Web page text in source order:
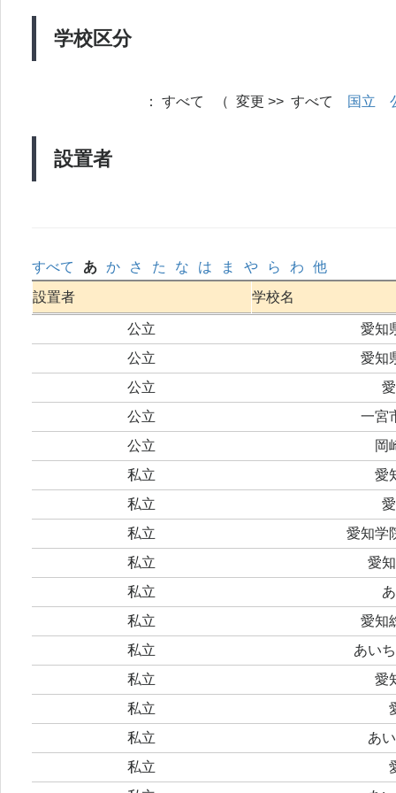
学校区分
設置者
： すべて （ 変更 >> すべて 国立
すべて あ か さ た な は ま や ら わ
他
設置者
学校名
公立
愛知
公立
愛知
公立
公立
一宮
公立
岡
私立
愛
私立
私立
愛知学
私立
愛
私立
私立
愛知
私立
あい
私立
愛
私立
私立
あ
私立